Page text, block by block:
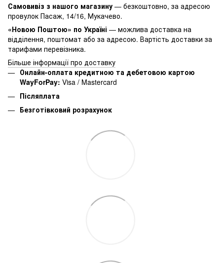
Самовивіз з нашого магазину — безкоштовно, за адресою
провулок Пасаж, 14/16, Мукачево.
«Новою Поштою» по Україні — можлива доставка на
відділення, поштомат або за адресою. Вартість доставки за
тарифами перевізника.
Більше інформації про доставку
Онлайн-оплата кредитною та дебетовою картою
WayForPay: Visa / Mastercard
Післяплата
Безготівковий розрахунок